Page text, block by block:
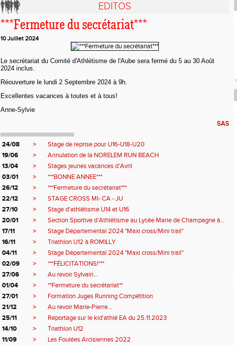
EDITOS
***Fermeture du secrétariat***
10 Juillet 2024
Le secrétariat du Comité d'Athlétisme de l'Aube sera fermé du 5 au 30 Août
2024 inclus.
Réouverture le lundi 2 Septembre 2024 à 9h.
Excellentes vacances à toutes et à tous!
Anne-Sylvie
SAS
24/08 >
Stage de reprise pour U16-U18-U20
19/06
>
Annulation de la NORELEM RUN BEACH
13/04
>
Stages jeunes vacances d'Avril
03/01
>
***BONNE ANNEE***
26/12
>
***Fermeture du secrétariat***
22/12
>
STAGE CROSS MI- CA - JU
27/10
>
Stage d'athlétisme U14 et U16
20/01
>
Section Sportive d'Athlétisme au Lycée Marie de Champagne à...
17/11
>
Stage Départemental 2024 "Maxi cross/Mini trail"
16/11
>
Triathlon U12 à ROMILLY
04/11
>
Stage Départemental 2024 "Maxi cross/Mini trail"
02/09
>
***FÉLICITATIONS!***
27/06
>
Au revoir Sylvain...
01/04
>
**Fermeture du secrétariat**
27/01
>
Formation Juges Running Compétition
21/12
>
Au revoir Marie-Pierre...
25/11
>
Reportage sur le kid'athlé EA du 25.11.2023
14/10
>
Triathlon U12
11/09
>
Les Foulées Arcisiennes 2022